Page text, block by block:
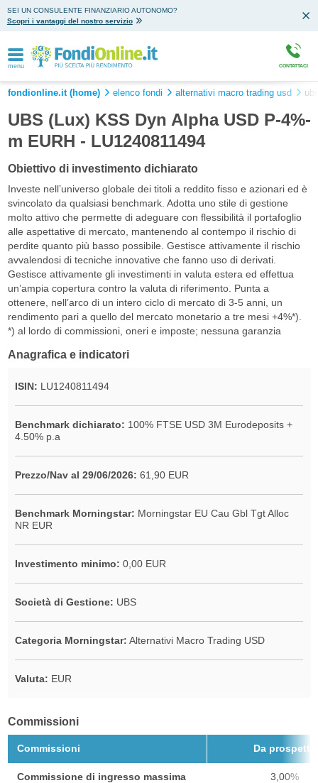
SEI UN CONSULENTE FINANZIARIO AUTONOMO?
Scopri i vantaggi del nostro servizio
menu CONTATTACI
fondionline.it (home) elenco fondi alternativi macro trading usd
UBS (Lux) KSS Dyn Alpha USD P-4%-
m EURH - LU1240811494
Obiettivo di investimento dichiarato
Investe nell’universo globale dei titoli a reddito fisso e azionari ed è
svincolato da qualsiasi benchmark. Adotta uno stile di gestione
molto attivo che permette di adeguare con flessibilità il portafoglio
alle aspettative di mercato, mantenendo al contempo il rischio di
perdite quanto più basso possibile. Gestisce attivamente il rischio
avvalendosi di tecniche innovative che fanno uso di derivati.
Gestisce attivamente gli investimenti in valuta estera ed effettua
un’ampia copertura contro la valuta di riferimento. Punta a
ottenere, nell’arco di un intero ciclo di mercato di 3-5 anni, un
rendimento pari a quello del mercato monetario a tre mesi +4%*).
*) al lordo di commissioni, oneri e imposte; nessuna garanzia
Anagrafica e indicatori
ISIN: LU1240811494
Benchmark dichiarato: 100% FTSE USD 3M Eurodeposits +
4.50% p.a
Prezzo/Nav al 29/06/2026: 61,90 EUR
Benchmark Morningstar: Morningstar EU Cau Gbl Tgt Alloc
NR EUR
Investimento minimo: 0,00 EUR
Società di Gestione: UBS
Categoria Morningstar: Alternativi Macro Trading USD
Valuta: EUR
Commissioni
Commissioni Da prospetto
Commissione di ingresso massima 3,00%